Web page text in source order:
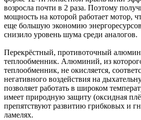
возросла почти в 2 раза. Поэтому
мощность на которой работает мотор,
еще большую экономию
снизило уровень шума среди аналогов.
Перекрёстный, противоточный
теплообменник. Алюминий, из
теплообменник, не окисляется,
негативного воздействия на
позволяет работать в широком
имеет природную защиту (оксидная
препятствуют развитию грибковых и
ламелях.